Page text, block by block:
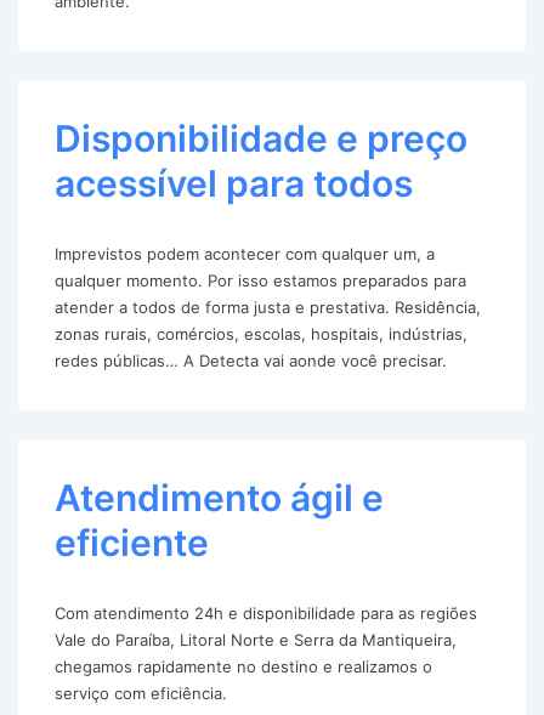
Disponibilidade e preço
acessível para todos
Imprevistos podem acontecer com qualquer um, a
qualquer momento. Por isso estamos preparados para
atender a todos de forma justa e prestativa. Residência,
zonas rurais, comércios, escolas, hospitais, indústrias,
redes públicas… A Detecta vai aonde você precisar.
Atendimento ágil e
eficiente
Com atendimento 24h e disponibilidade para as regiões
Vale do Paraíba, Litoral Norte e Serra da Mantiqueira,
chegamos rapidamente no destino e realizamos o
serviço com eficiência.